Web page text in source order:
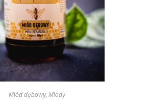
Miód dębowy, Miody